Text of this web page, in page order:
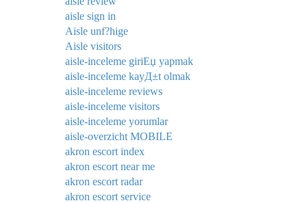
aisle sign in
Aisle unf?hige
Aisle visitors
aisle-inceleme giriЕџ yapmak
aisle-inceleme kayД±t olmak
aisle-inceleme reviews
aisle-inceleme visitors
aisle-inceleme yorumlar
aisle-overzicht MOBILE
akron escort index
akron escort near me
akron escort radar
akron escort service